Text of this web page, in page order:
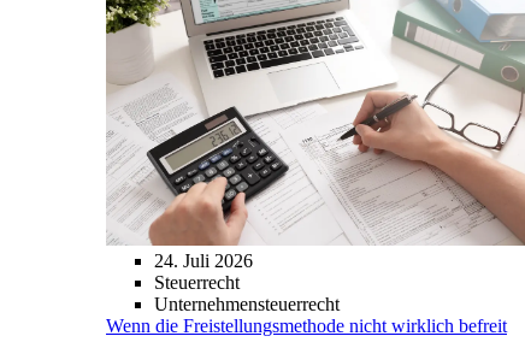
24. Juli 2026
Steuerrecht
Unternehmensteuerrecht
Wenn die Freistellungsmethode nicht wirklich befreit